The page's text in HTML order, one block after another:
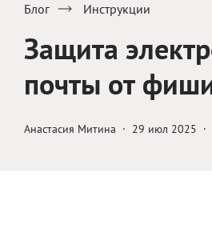
Блог Инструкции
Защита
почты от
Анастасия Митина · 29 июл 2025 ·